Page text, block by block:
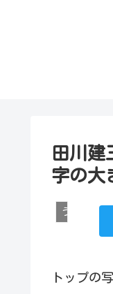
田川建
字の大
うさぎ
トップの